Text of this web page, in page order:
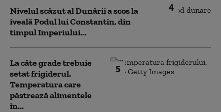
4
Nivelul scăzut al Dunării a scos la
iveală Podul lui Constantin, din
timpul Imperiului...
5
La câte grade trebuie
setat frigiderul.
Temperatura care
păstrează alimentele
în...